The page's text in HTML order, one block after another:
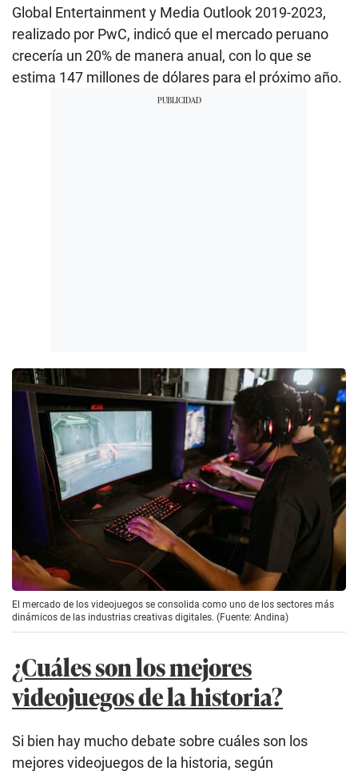
Global Entertainment y Media Outlook 2019-2023,
realizado por PwC, indicó que el mercado peruano
crecería un 20% de manera anual, con lo que se
estima 147 millones de dólares para el próximo año.
El mercado de los videojuegos se consolida como uno de los sectores más
dinámicos de las industrias creativas digitales. (Fuente: Andina)
¿Cuáles son los mejores
videojuegos de la historia?
Si bien hay mucho debate sobre cuáles son los
mejores videojuegos de la historia, según